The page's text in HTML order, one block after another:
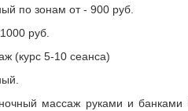
по зонам от - 900 руб.
руб.
(курс 5-10 сеанса)
массаж руками и